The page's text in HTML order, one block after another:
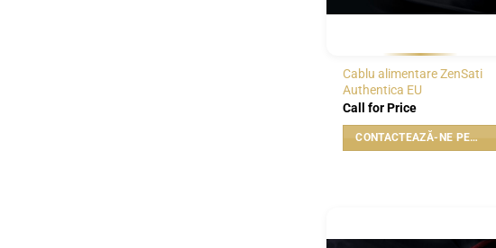
Cablu alimentare ZenSati
Authentica EU
Call for Price
CONTACTEAZĂ-NE PENTRU PREȚ